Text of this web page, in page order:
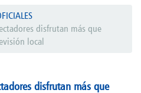
disfrutan más que
local
disfrutan más que